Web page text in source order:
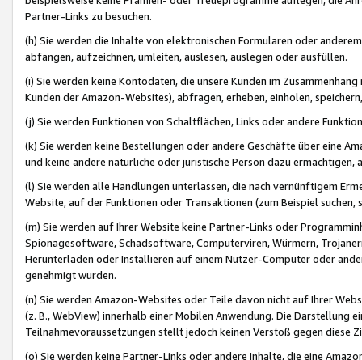
Partner-Links zu besuchen.
(h) Sie werden die Inhalte von elektronischen Formularen oder
abfangen, aufzeichnen, umleiten, auslesen, auslegen oder ausfüllen.
(i) Sie werden keine Kontodaten, die unsere Kunden im
Kunden der Amazon-Websites), abfragen, erheben, einholen,
(j) Sie werden Funktionen von Schaltflächen, Links oder andere
(k) Sie werden keine Bestellungen oder andere Geschäfte über eine
und keine andere natürliche oder juristische Person dazu
(l) Sie werden alle Handlungen unterlassen, die nach vernünftigem
Website, auf der Funktionen oder Transaktionen (zum Beispiel
(m) Sie werden auf Ihrer Website keine Partner-Links oder
Spionagesoftware, Schadsoftware, Computerviren, Würmern,
Herunterladen oder Installieren auf einem Nutzer-Computer oder
genehmigt wurden.
(n) Sie werden Amazon-Websites oder Teile davon nicht auf Ihrer
(z. B., WebView) innerhalb einer Mobilen Anwendung. Die Darstellung
Teilnahmevoraussetzungen stellt jedoch keinen Verstoß gegen diese
(o) Sie werden keine Partner-Links oder andere Inhalte, die eine